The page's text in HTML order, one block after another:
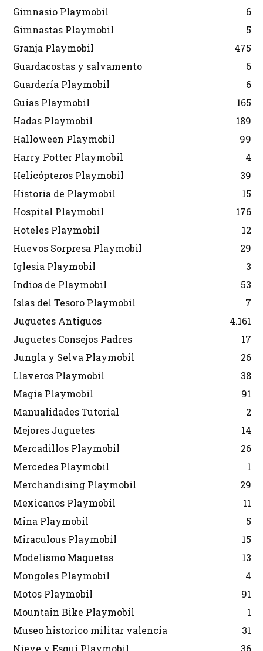
Gimnasio Playmobil
6
Gimnastas Playmobil
5
Granja Playmobil
475
Guardacostas y salvamento
6
Guardería Playmobil
6
Guías Playmobil
165
Hadas Playmobil
189
Halloween Playmobil
99
Harry Potter Playmobil
4
Helicópteros Playmobil
39
Historia de Playmobil
15
Hospital Playmobil
176
Hoteles Playmobil
12
Huevos Sorpresa Playmobil
29
Iglesia Playmobil
3
Indios de Playmobil
53
Islas del Tesoro Playmobil
7
Juguetes Antiguos
4.161
Juguetes Consejos Padres
17
Jungla y Selva Playmobil
26
Llaveros Playmobil
38
Magia Playmobil
91
Manualidades Tutorial
2
Mejores Juguetes
14
Mercadillos Playmobil
26
Mercedes Playmobil
1
Merchandising Playmobil
29
Mexicanos Playmobil
11
Mina Playmobil
5
Miraculous Playmobil
15
Modelismo Maquetas
13
Mongoles Playmobil
4
Motos Playmobil
91
Mountain Bike Playmobil
1
Museo historico militar valencia
31
Nieve y Esquí Playmobil
36